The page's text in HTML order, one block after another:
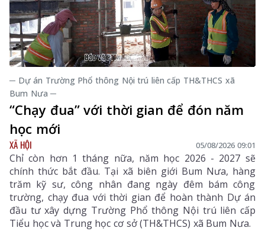
─ Dự án Trường Phổ thông Nội trú liên cấp TH&THCS xã
Bum Nưa ─
“Chạy đua” với thời gian để đón năm
học mới
XÃ HỘI 05/08/2026 09:01
Chỉ còn hơn 1 tháng nữa, năm học 2026 - 2027 sẽ
chính thức bắt đầu. Tại xã biên giới Bum Nưa, hàng
trăm kỹ sư, công nhân đang ngày đêm bám công
trường, chạy đua với thời gian để hoàn thành Dự án
đầu tư xây dựng Trường Phổ thông Nội trú liên cấp
Tiểu học và Trung học cơ sở (TH&THCS) xã Bum Nưa.